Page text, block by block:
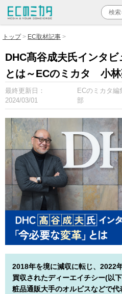
トップ EC取材記事
DHC髙谷成夫氏インタビ
とは～ECのミカタ 小林
最終更新日：
2024/03/01
ECのミカタ編
部
2018年を境に減収に転じ、2022
買収されたディーエイチシー(以
粧品通販大手のオルビスなどで